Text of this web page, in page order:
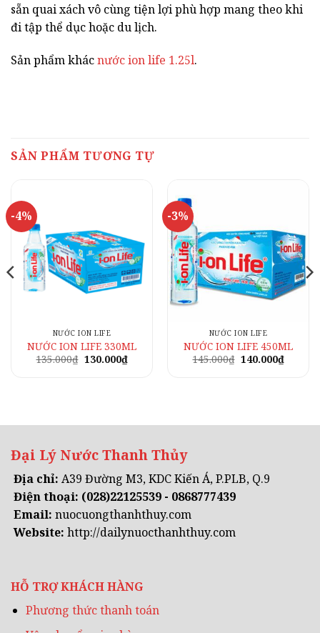
sẵn quai xách vô cùng tiện lợi phù hợp mang theo khi
đi tập thể dục hoặc du lịch.
Sản phẩm khácnước ion life 1.25l.
SẢN PHẨM TƯƠNG TỰ
-4%
NƯỚC ION LIFE
NƯỚC ION LIFE 330ML
135.000₫ Giá
gốc
130.000₫Giá
hiện
-3%
NƯỚC ION LIFE
NƯỚC ION LIFE 450ML
145.000₫ Giá
gốc
140.000₫Giá
hiện
Đại Lý Nước Thanh Thủy
Địa chỉ: A39 Đường M3, KDC Kiến Á, P.PLB, Q.9
Điện thoại: (028)22125539 - 0868777439
Email: nuocuongthanhthuy.com
Website: http://dailynuocthanhthuy.com
HỖ TRỢ KHÁCH HÀNG
Phương thức thanh toán